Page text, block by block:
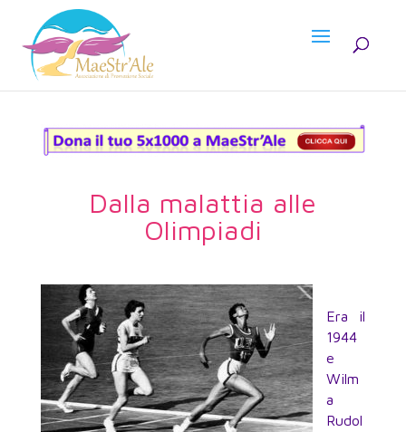
Dalla malattia alle
Olimpiadi
Era il
1944
e
Wilm
a
Rudol